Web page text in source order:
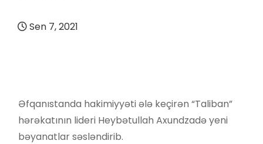
Sen 7, 2021
Əfqanıstanda hakimiyyəti ələ keçirən “Taliban”
hərəkatının lideri Heybətullah Axundzadə yeni
bəyanatlar səsləndirib.